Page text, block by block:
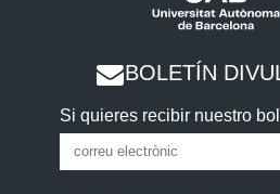
BOLETÍN
Si quieres recibir nuestro